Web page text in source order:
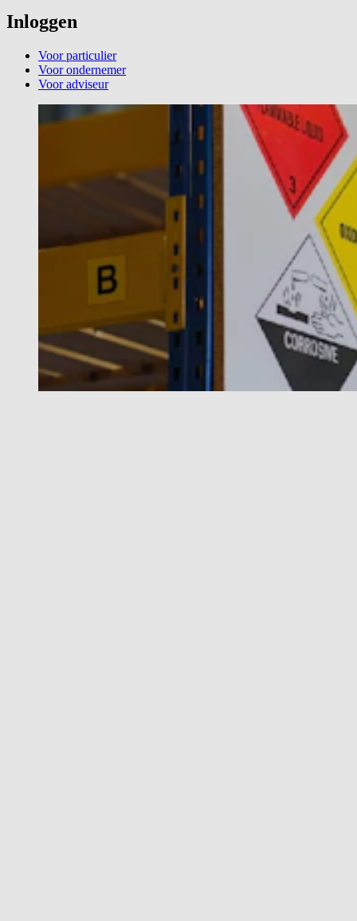
Inloggen
Voor particulier
Voor ondernemer
Voor adviseur